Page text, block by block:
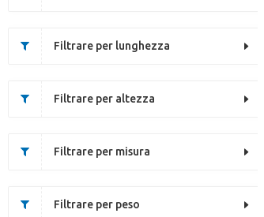
Filtrare per lunghezza
Filtrare per altezza
Filtrare per misura
Filtrare per peso